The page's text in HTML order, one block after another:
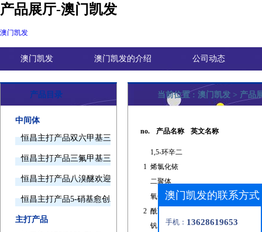
产品展厅-澳门凯发
澳门凯发
澳门凯发 澳门凯发的介绍 公司动态
产品目录
中间体
恒昌主打产品双六甲基三胺欢迎询价
恒昌主打产品三氟甲基三甲基硅烷欢迎询价
恒昌主打产品八溴醚欢迎询价
恒昌主打产品5-硝基愈创木酚钠欢迎询价
主打产品
当前位置 : 澳门凯发 > 产品
no. 产品名称 英文名称
1
1,5-环辛二
烯氯化铱
二聚体
2
氧化二乙
酰丙酮合
钒
澳门凯发的联系方式
手机： 13628619653